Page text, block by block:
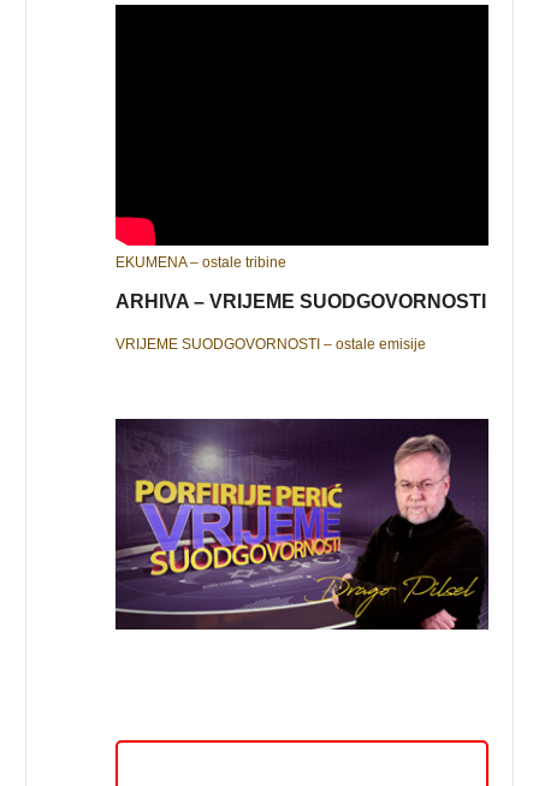
EKUMENA – ostale tribine
ARHIVA – VRIJEME SUODGOVORNOSTI
VRIJEME SUODGOVORNOSTI – ostale emisije